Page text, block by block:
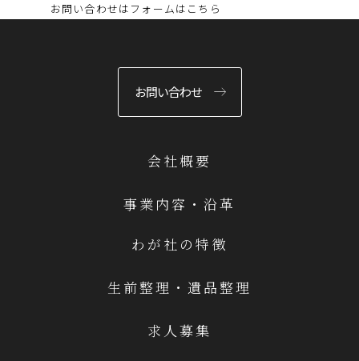
お問い合わせはフォームはこちら
お問い合わせ
会社概要
事業内容・沿革
わが社の特徴
生前整理・遺品整理
求人募集